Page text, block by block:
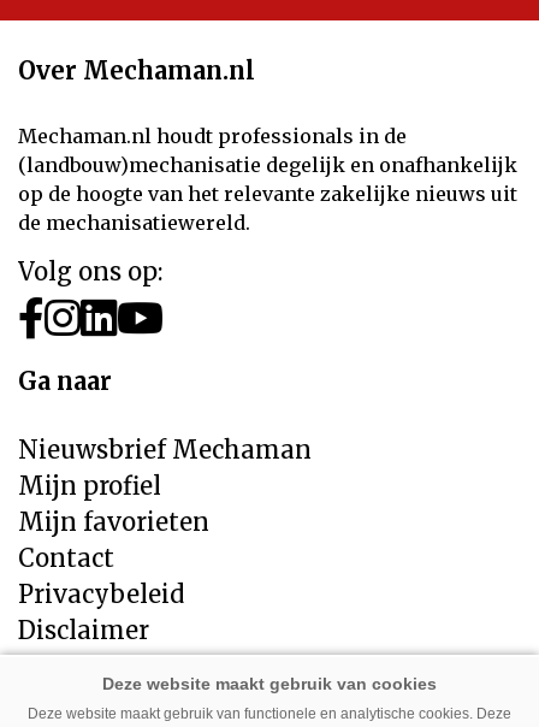
Over Mechaman.nl
Mechaman.nl houdt professionals in de
(landbouw)mechanisatie degelijk en onafhankelijk
op de hoogte van het relevante zakelijke nieuws uit
de mechanisatiewereld.
Volg ons op:
Ga naar
Nieuwsbrief Mechaman
Mijn profiel
Mijn favorieten
Contact
Privacybeleid
Disclaimer
Direct naar
Deze website maakt gebruik van functionele en analytische cookies. Deze